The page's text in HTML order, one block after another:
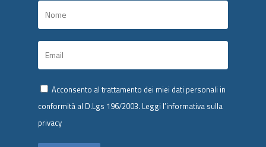
Acconsento al trattamento dei miei dati personali in
conformità al D.Lgs 196/2003. Leggi l’informativa sulla
privacy